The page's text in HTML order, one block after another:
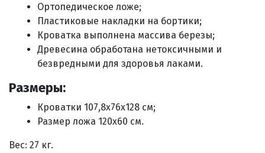
Ортопедическое ложе;
Пластиковые накладки на бортики;
Кроватка выполнена массива березы;
Древесина обработана нетоксичными и
безвредными для здоровья лаками.
Размеры:
Кроватки 107,8х76х128 см;
Размер ложа 120х60 см.
Вес: 27 кг.